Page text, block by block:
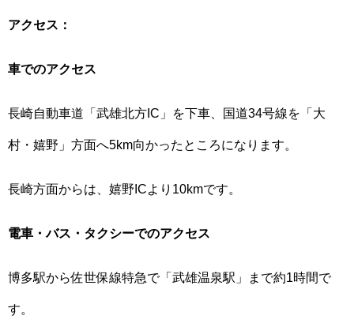
アクセス：
車でのアクセス
長崎自動車道「武雄北方IC」を下車、国道34号線を「大
村・嬉野」方面へ5km向かったところになります。
長崎方面からは、嬉野ICより10kmです。
電車・バス・タクシーでのアクセス
博多駅から佐世保線特急で「武雄温泉駅」まで約1時間で
す。